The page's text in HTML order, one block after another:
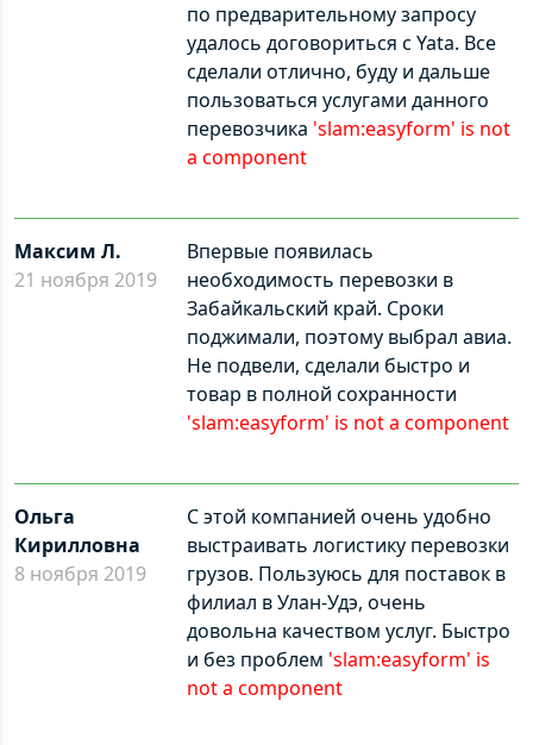
по предварительному запросу
удалось договориться с Yata. Все
сделали отлично, буду и дальше
пользоваться услугами данного
перевозчика 'slam:easyform' is not
a component
Максим Л.
21 ноября 2019
Впервые появилась
необходимость перевозки в
Забайкальский край. Сроки
поджимали, поэтому выбрал авиа.
Не подвели, сделали быстро и
товар в полной сохранности
'slam:easyform' is not a component
Ольга
Кирилловна
8 ноября 2019
С этой компанией очень удобно
выстраивать логистику перевозки
грузов. Пользуюсь для поставок в
филиал в Улан-Удэ, очень
довольна качеством услуг. Быстро
и без проблем 'slam:easyform' is
not a component